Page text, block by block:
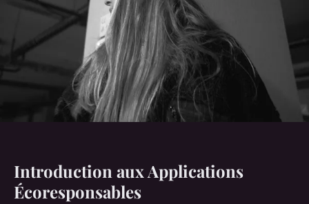
Introduction aux Applications
Écoresponsables